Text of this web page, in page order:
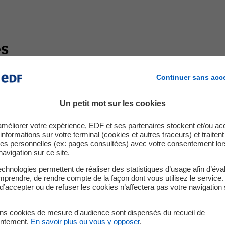
sur un terrain adjacent au complexe pétrochimique
permettant de réduire les émissions carbones de cette
de son secteur au Royaume-Uni : il fournit 70 %
est fabriqué à Fawley. Le site emploie environ 2500
à réduire les émissions de carbone, en remplaçant les
en carbone, avec comme
objectif de réduire les
Continuer sans
Un petit mot sur les cookies
votre expérience, EDF et ses partenaires stockent et/ou
sur votre terminal (cookies et autres traceurs) et
personnelles (ex: pages consultées) avec votre consentement
sur ce site.
permettent de réaliser des statistiques d’usage afin
de rendre compte de la façon dont vous utilisez le service.
ou de refuser les cookies n’affectera pas votre navigation
cookies de mesure d'audience sont dispensés du recueil de
En savoir plus ou vous y opposer.